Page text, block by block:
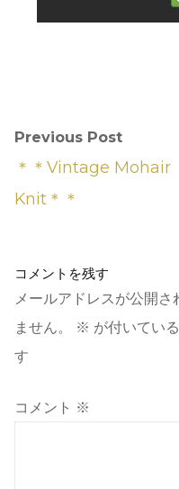
Previous Post
＊＊Vintage Mohair
Knit＊＊
コメントを残す
メールアドレスが公開さ
ません。
※ が付いてい
す
コメント ※